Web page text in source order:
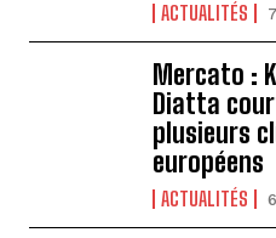
ACTUALITÉS
Mercato :
Diatta
plusieurs
européens
ACTUALITÉS